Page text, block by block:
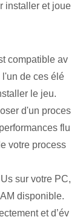
‌installer et joue
compatible av
l'un de ces élé
le jeu.
d'un proces
flu
votre process
sur votre PC,
disponible.
et d’év